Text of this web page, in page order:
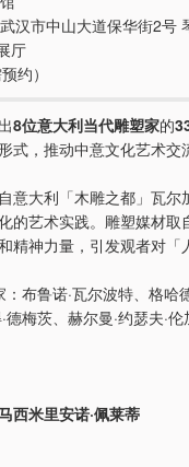
汉市中山大道保华街2号
厅
约）
8位意大利当代雕塑家的
式，推动中意文化艺术交
意大利「木雕之都」瓦
的艺术实践。雕塑媒材
精神力量，引发观者对「
布鲁诺·瓦尔波特、格哈
德梅茨、赫尔曼·约瑟夫·伦
西米里安诺·佩莱蒂